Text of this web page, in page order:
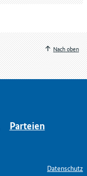
Nach oben
Parteien
Datenschutz